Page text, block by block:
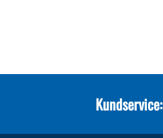
Kundservice: